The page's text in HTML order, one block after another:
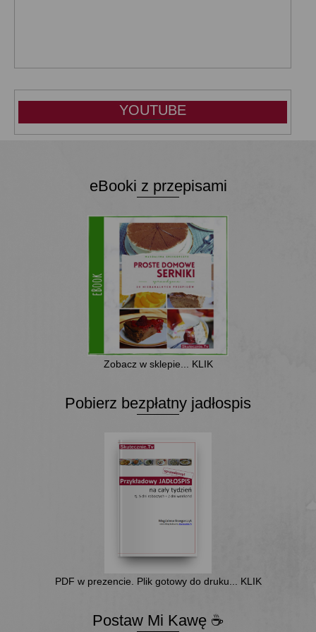
YOUTUBE
eBooki z przepisami
Zobacz w sklepie... KLIK
Pobierz bezpłatny jadłospis
PDF w prezencie. Plik gotowy do druku... KLIK
Postaw Mi Kawę ☕